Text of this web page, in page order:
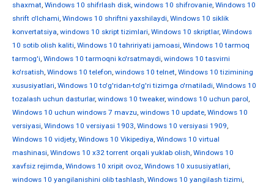
shaxmat, Windows 10 shifrlash disk, windows 10 shifrovanie, Windows 10
shrift o'lchami, Windows 10 shriftni yaxshilaydi, Windows 10 siklik
konvertatsiya, windows 10 skript tizimlari, Windows 10 skriptlar, Windows
10 sotib olish kaliti, Windows 10 tahririyati jamoasi, Windows 10 tarmoq
tarmog'i, Windows 10 tarmoqni ko'rsatmaydi, windows 10 tasvirni
ko'rsatish, Windows 10 telefon, windows 10 telnet, Windows 10 tizimining
xususiyatlari, Windows 10 to'g'ridan-to'g'ri tizimga o'rnatiladi, Windows 10
tozalash uchun dasturlar, windows 10 tweaker, windows 10 uchun parol,
Windows 10 uchun windows 7 mavzu, windows 10 update, Windows 10
versiyasi, Windows 10 versiyasi 1903, Windows 10 versiyasi 1909,
Windows 10 vidjety, Windows 10 Vikipediya, Windows 10 virtual
mashinasi, Windows 10 x32 torrent orqali yuklab olish, Windows 10
xavfsiz rejimda, Windows 10 xripit ovoz, Windows 10 xususiyatlari,
windows 10 yangilanishini olib tashlash, Windows 10 yangilash tizimi,